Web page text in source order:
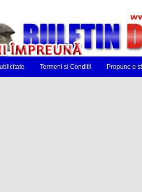
Termeni si Conditii Propune o